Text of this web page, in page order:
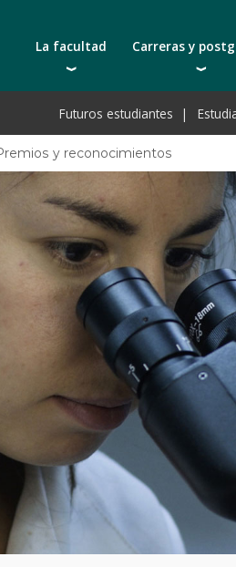
La facultad
| Escuela de Ingeniería
| Escuela de Tecnología
nos distingue
e infraestructura
ARCU-SUR
Carreras y
Carreras
Tecnicaturas
Postgrados
Actualización
Toda la oferta
Futuros estudiantes
y reconocimientos